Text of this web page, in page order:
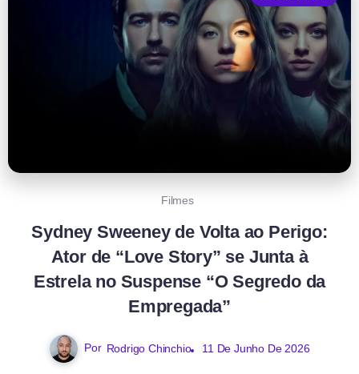
Filmes
Sydney Sweeney de Volta ao Perigo:
Ator de “Love Story” se Junta à
Estrela no Suspense “O Segredo da
Empregada”
Por Rodrigo Chinchio 11 De Junho De 2026